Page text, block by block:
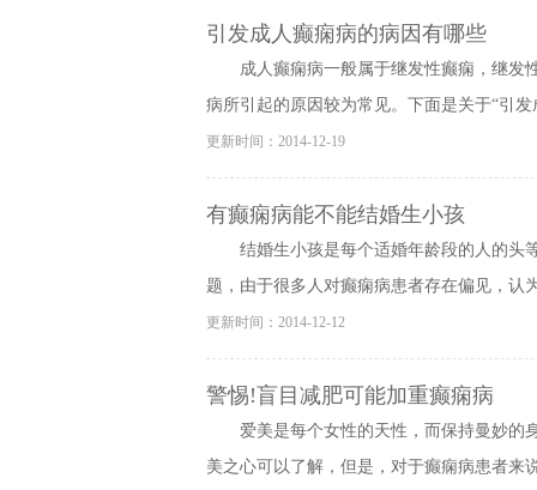
引发成人癫痫病的病因有哪些
成人癫痫病一般属于继发性癫痫，继发
病所引起的原因较为常见。下面是关于“引
更新时间：2014-12-19
有癫痫病能不能结婚生小孩
结婚生小孩是每个适婚年龄段的人的头
题，由于很多人对癫痫病患者存在偏见，认
更新时间：2014-12-12
警惕!盲目减肥可能加重癫痫病
爱美是每个女性的天性，而保持曼妙的
美之心可以了解，但是，对于癫痫病患者来